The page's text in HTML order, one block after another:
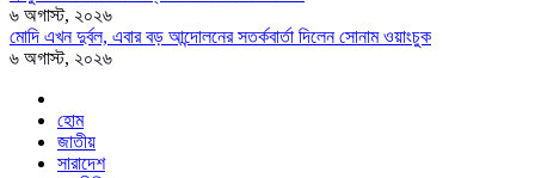
৬ অগাস্ট, ২০২৬
মোদি এখন দুর্বল, এবার বড় আন্দোলনের সতর্কবার্তা দিলেন সোনাম ওয়াংচুক
৬ অগাস্ট, ২০২৬
হোম
জাতীয়
সারাদেশ